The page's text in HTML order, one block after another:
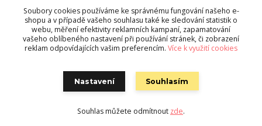
info@campstyle.cz
Vytvořeno na
Eshop-rychle.cz
Soubory cookies používáme ke správnému fungování našeho e-
shopu a v případě vašeho souhlasu také ke sledování statistik o
webu, měření efektivity reklamních kampaní, zapamatování
vašeho oblíbeného nastavení při používání stránek, či zobrazení
reklam odpovídajících vašim preferencím. Více k využití cookies
Nastavení Souhlasím
Souhlas můžete odmítnout zde.